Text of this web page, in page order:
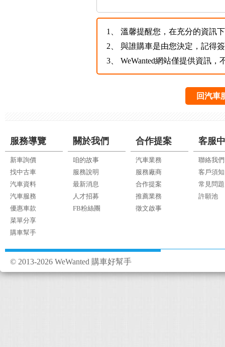
1、
溫馨提醒您，在充分的資訊
2、
與誰購車是由您決定，記得
3、
WeWanted網站僅提供資訊
回汽車
服務導覽
新車詢價
找中古車
汽車資料
汽車服務
優惠車款
菜單分享
購車幫手
關於我們
咱的故事
服務說明
最新消息
人才招募
FB粉絲團
合作提案
汽車業務
服務廠商
合作提案
推薦業務
徵文啟事
客服
聯絡我們
客戶須知
常見問題
許願池
© 2013-2026 WeWanted 購車好幫手